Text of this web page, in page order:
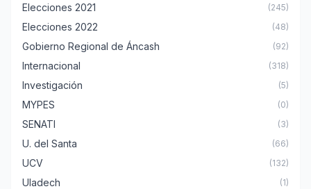
Elecciones 2021 (245)
Elecciones 2022 (48)
Gobierno Regional de Áncash (92)
Internacional (318)
Investigación (5)
MYPES (0)
SENATI (3)
U. del Santa (66)
UCV (132)
Uladech (1)